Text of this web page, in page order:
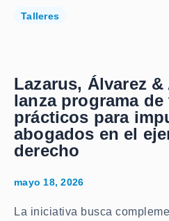
Talleres
Lazarus, Álvarez
lanza programa de
prácticos para
abogados en el
derecho
mayo 18, 2026
La iniciativa busca